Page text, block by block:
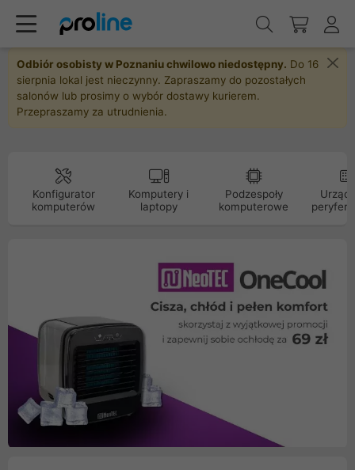
Odbiór osobisty w Poznaniu chwilowo niedostępny. Do 16
sierpnia lokal jest nieczynny. Zapraszamy do pozostałych
salonów lub prosimy o wybór dostawy kurierem.
Przepraszamy za utrudnienia.
Konfigurator
komputerów
Komputery i
laptopy
Podzespoły
komputerowe